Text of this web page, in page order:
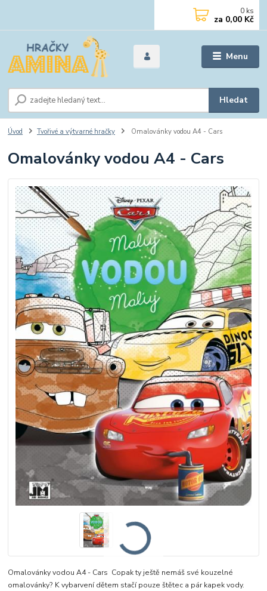
Menu
Hledat
0 ks
za 0,00 Kč
Úvod Tvořivé a výtvarné hračky Omalovánky vodou A4 - Cars
Omalovánky vodou A4 - Cars
Omalovánky vodou A4 - Cars Copak ty ještě nemáš své kouzelné
omalovánky? K vybarvení dětem stačí pouze štětec a pár kapek vody.